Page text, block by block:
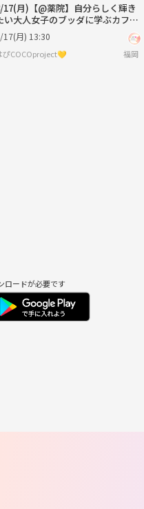
17(月)【@薬院】自分らしく輝き
い大人女子のブッダに学ぶカフェ
17(月) 13:30
ぴCOCOproject💛 福岡
ロードが必要です